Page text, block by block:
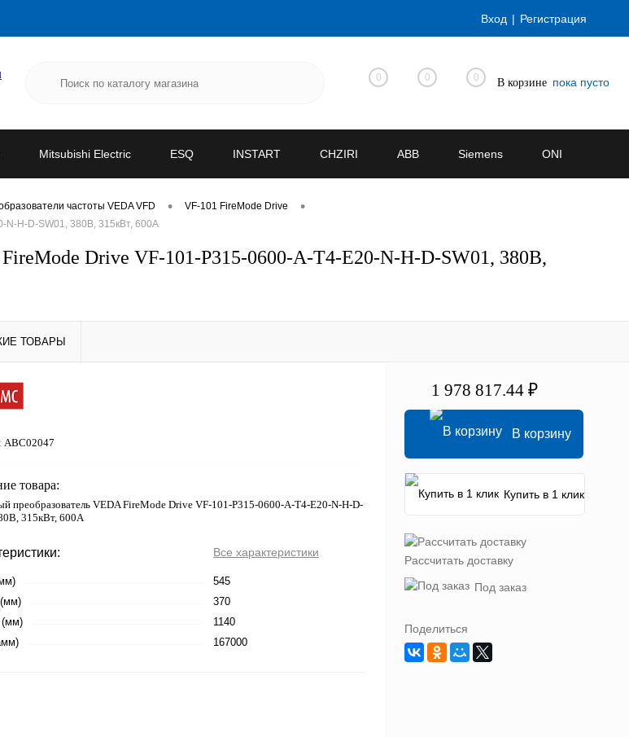
Вход Регистрация
0 0 0 В корзине пока пусто
Mitsubishi Electric ESQ INSTART CHZIRI ABB Siemens ONI
частоты VEDA VFD • VF-101 FireMode Drive •
N-H-D-SW01, 380В, 315кВт, 600А
Drive VF-101-P315-0600-A-T4-E20-N-H-D-SW01, 380В,
ТОВАРЫ
ABC02047
товара:
преобразователь VEDA FireMode Drive VF-101-P315-0600-A-T4-E20-N-H-D-
315кВт, 600А
Все характеристики
545
370
(мм)
1140
167000
1 978 817.44 ₽
В корзину
Купить в 1 клик
Рассчитать доставку
Под заказ
Поделиться